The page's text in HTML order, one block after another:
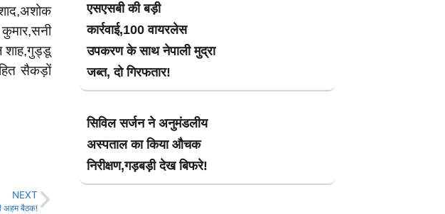
शाह,गुड्डू
सैकड़ों
NEXT
अहम बैठक!
एसएसबी की बड़ी
कार्रवाई,100 वायरलेस
उपकरण के साथ नेपाली मुद्रा
जब्त, दो गिरफतार!
सिविल सर्जन ने अनुमंडलीय
अस्पताल का किया औचक
निरीक्षण,गड़बड़ी देख बिफरे!